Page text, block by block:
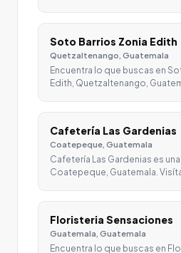
Soto Barrios Zonia Edith
Quetzaltenango, Guatemala
Encuentra lo que buscas en
Edith, Quetzaltenango,
Cafetería Las Gardenias
Coatepeque, Guatemala
Cafetería Las Gardenias es
Coatepeque, Guatemala.
Floristeria Sensaciones
Guatemala, Guatemala
Encuentra lo que buscas en